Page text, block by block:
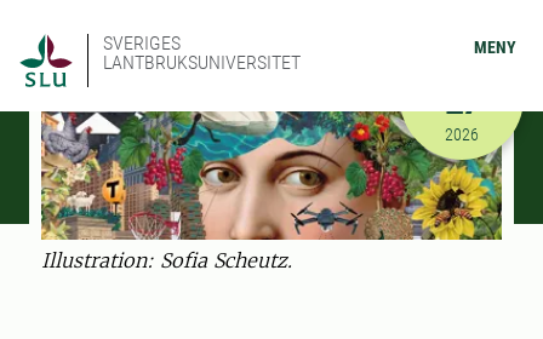
SVERIGES
LANTBRUKSUNIVERSITET
MENY
Illustration: Sofia Scheutz.
2026-03-
27
2026